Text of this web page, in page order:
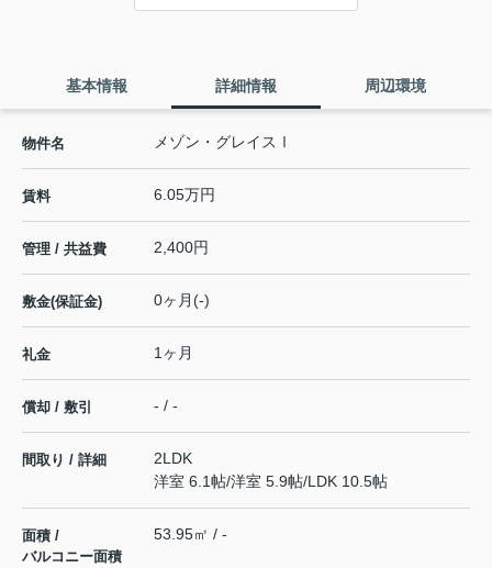
基本情報 詳細情報 周辺環境
物件名 メゾン・グレイスⅠ
賃料 6.05万円
管理 / 共益費 2,400円
敷金(保証金) 0ヶ月(-)
礼金 1ヶ月
償却 / 敷引 - / -
間取り / 詳細
2LDK
洋室 6.1帖/洋室 5.9帖/LDK 10.5帖
面積 /
バルコニー面積
53.95㎡ / -